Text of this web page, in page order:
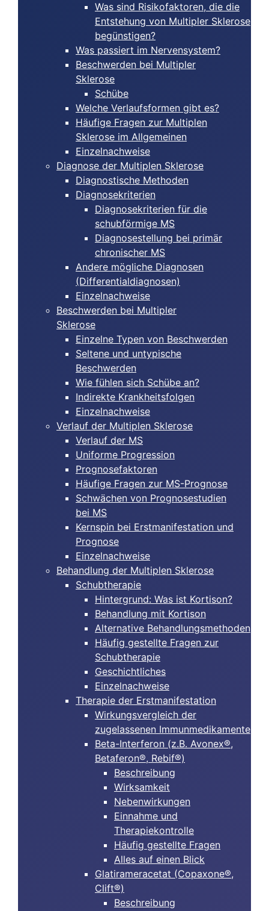
Was sind Risikofaktoren, die die
Entstehung von Multipler Sklerose
begünstigen?
Was passiert im Nervensystem?
Beschwerden bei Multipler
Sklerose
Schübe
Welche Verlaufsformen gibt es?
Häufige Fragen zur Multiplen
Sklerose im Allgemeinen
Einzelnachweise
Diagnose der Multiplen Sklerose
Diagnostische Methoden
Diagnosekriterien
Diagnosekriterien für die
schubförmige MS
Diagnosestellung bei primär
chronischer MS
Andere mögliche Diagnosen
(Differentialdiagnosen)
Einzelnachweise
Beschwerden bei Multipler
Sklerose
Einzelne Typen von Beschwerden
Seltene und untypische
Beschwerden
Wie fühlen sich Schübe an?
Indirekte Krankheitsfolgen
Einzelnachweise
Verlauf der Multiplen Sklerose
Verlauf der MS
Uniforme Progression
Prognosefaktoren
Häufige Fragen zur MS-Prognose
Schwächen von Prognosestudien
bei MS
Kernspin bei Erstmanifestation und
Prognose
Einzelnachweise
Behandlung der Multiplen Sklerose
Schubtherapie
Hintergrund: Was ist Kortison?
Behandlung mit Kortison
Alternative Behandlungsmethoden
Häufig gestellte Fragen zur
Schubtherapie
Geschichtliches
Einzelnachweise
Therapie der Erstmanifestation
Wirkungsvergleich der
zugelassenen Immunmedikamente
Beta-Interferon (z.B. Avonex®,
Betaferon®, Rebif®)
Beschreibung
Wirksamkeit
Nebenwirkungen
Einnahme und
Therapiekontrolle
Häufig gestellte Fragen
Alles auf einen Blick
Glatirameracetat (Copaxone®,
Clift®)
Beschreibung